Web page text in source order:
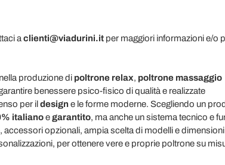
a clienti@viadurini.itper maggiori informazioni e/o
produzione di poltrone relax, poltrone massaggio
benessere psico-fisico di qualità e realizzate
per il design e le forme moderne. Scegliendo un
italianoegarantito, ma anche un sistema tecnico e
opzionali, ampia scelta di modelli e
per ottenere vere e proprie poltrone su